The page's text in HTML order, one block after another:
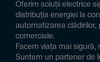
Oferim soluții electrice
distribuția energiei la
auto­ma­ti­zarea
comer­ciale.
Facem viața mai
Suntem un partener de